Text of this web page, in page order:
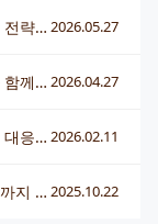
일산보험전문변호사, 산재보험법 분쟁 대응 전략과 상담 흐름 한눈에 2026.05.27
산재보험법 관련 궁금증, 부산법률사무소와 함께 알기 쉽게 해결해요 2026.04.27
전주민사전문변호사, 산재보험법 관련 법적 대응 핵심 총정리 2026.02.11
순천변호사상담, 산재보험법 이해부터 보상까지 한 번에 알아보기 2025.10.22